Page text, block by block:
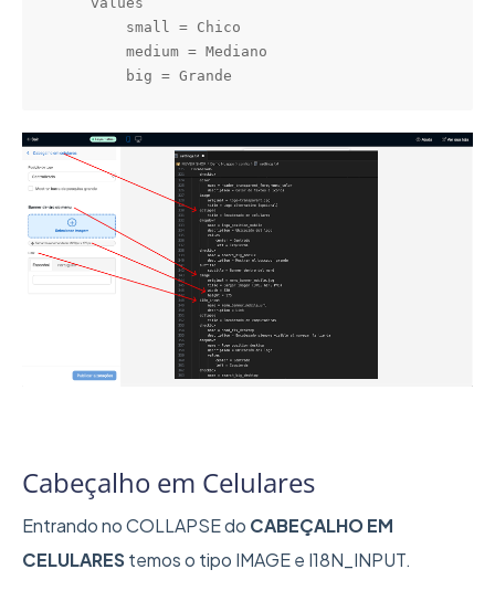
        big = Grande
Cabeçalho em Celulares
Entrando no COLLAPSE do CABEÇALHO EM
CELULAREStemos o tipo IMAGE e I18N_INPUT.